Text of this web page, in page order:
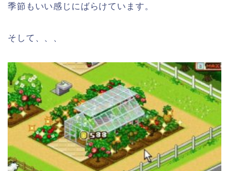
季節もいい感じにばらけています。
そして、、、